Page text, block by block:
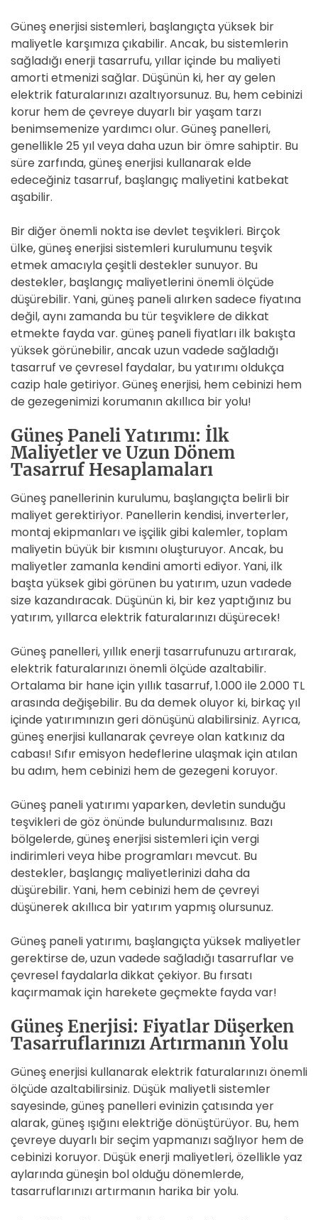
Güneş enerjisi sistemleri, başlangıçta yüksek bir
maliyetle karşımıza çıkabilir. Ancak, bu sistemlerin
sağladığı enerji tasarrufu, yıllar içinde bu maliyeti
amorti etmenizi sağlar. Düşünün ki, her ay gelen
elektrik faturalarınızı azaltıyorsunuz. Bu, hem cebinizi
korur hem de çevreye duyarlı bir yaşam tarzı
benimsemenize yardımcı olur. Güneş panelleri,
genellikle 25 yıl veya daha uzun bir ömre sahiptir. Bu
süre zarfında, güneş enerjisi kullanarak elde
edeceğiniz tasarruf, başlangıç maliyetini katbekat
aşabilir.
Bir diğer önemli nokta ise devlet teşvikleri. Birçok
ülke, güneş enerjisi sistemleri kurulumunu teşvik
etmek amacıyla çeşitli destekler sunuyor. Bu
destekler, başlangıç maliyetlerini önemli ölçüde
düşürebilir. Yani, güneş paneli alırken sadece fiyatına
değil, aynı zamanda bu tür teşviklere de dikkat
etmekte fayda var. güneş paneli fiyatları ilk bakışta
yüksek görünebilir, ancak uzun vadede sağladığı
tasarruf ve çevresel faydalar, bu yatırımı oldukça
cazip hale getiriyor. Güneş enerjisi, hem cebinizi hem
de gezegenimizi korumanın akıllıca bir yolu!
Güneş Paneli Yatırımı: İlk
Maliyetler ve Uzun Dönem
Tasarruf Hesaplamaları
Güneş panellerinin kurulumu, başlangıçta belirli bir
maliyet gerektiriyor. Panellerin kendisi, inverterler,
montaj ekipmanları ve işçilik gibi kalemler, toplam
maliyetin büyük bir kısmını oluşturuyor. Ancak, bu
maliyetler zamanla kendini amorti ediyor. Yani, ilk
başta yüksek gibi görünen bu yatırım, uzun vadede
size kazandıracak. Düşünün ki, bir kez yaptığınız bu
yatırım, yıllarca elektrik faturalarınızı düşürecek!
Güneş panelleri, yıllık enerji tasarrufunuzu artırarak,
elektrik faturalarınızı önemli ölçüde azaltabilir.
Ortalama bir hane için yıllık tasarruf, 1.000 ile 2.000 TL
arasında değişebilir. Bu da demek oluyor ki, birkaç yıl
içinde yatırımınızın geri dönüşünü alabilirsiniz. Ayrıca,
güneş enerjisi kullanarak çevreye olan katkınız da
cabası! Sıfır emisyon hedeflerine ulaşmak için atılan
bu adım, hem cebinizi hem de gezegeni koruyor.
Güneş paneli yatırımı yaparken, devletin sunduğu
teşvikleri de göz önünde bulundurmalısınız. Bazı
bölgelerde, güneş enerjisi sistemleri için vergi
indirimleri veya hibe programları mevcut. Bu
destekler, başlangıç maliyetlerinizi daha da
düşürebilir. Yani, hem cebinizi hem de çevreyi
düşünerek akıllıca bir yatırım yapmış olursunuz.
Güneş paneli yatırımı, başlangıçta yüksek maliyetler
gerektirse de, uzun vadede sağladığı tasarruflar ve
çevresel faydalarla dikkat çekiyor. Bu fırsatı
kaçırmamak için harekete geçmekte fayda var!
Güneş Enerjisi: Fiyatlar Düşerken
Tasarruflarınızı Artırmanın Yolu
Güneş enerjisi kullanarak elektrik faturalarınızı önemli
ölçüde azaltabilirsiniz. Düşük maliyetli sistemler
sayesinde, güneş panelleri evinizin çatısında yer
alarak, güneş ışığını elektriğe dönüştürüyor. Bu, hem
çevreye duyarlı bir seçim yapmanızı sağlıyor hem de
cebinizi koruyor. Düşük enerji maliyetleri, özellikle yaz
aylarında güneşin bol olduğu dönemlerde,
tasarruflarınızı artırmanın harika bir yolu.